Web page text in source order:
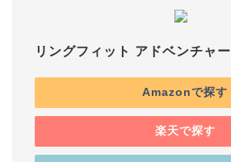
リングフィット アドベンチャー
Amazonで探す
楽天で探す